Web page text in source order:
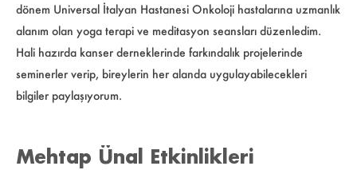
dönem Universal İtalyan Hastanesi Onkoloji hastalarına uzmanlık
alanım olan yoga terapi ve meditasyon seansları düzenledim.
Hali hazırda kanser derneklerinde farkındalık projelerinde
seminerler verip, bireylerin her alanda uygulayabilecekleri
bilgiler paylaşıyorum.
Mehtap Ünal Etkinlikleri